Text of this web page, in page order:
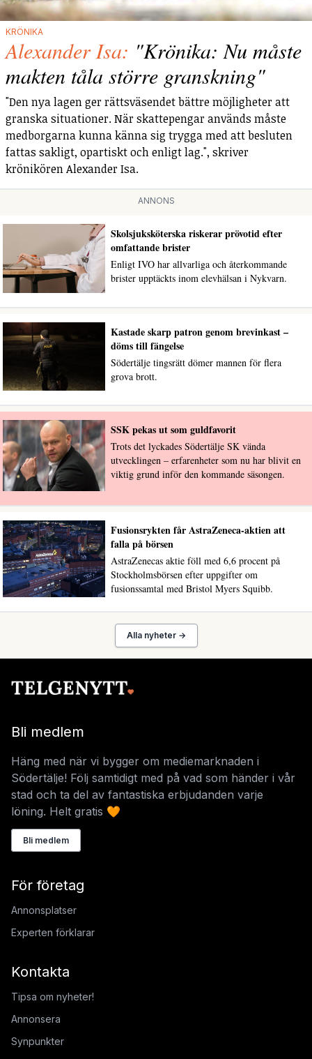
KRÖNIKA
Alexander Isa: "Krönika: Nu måste
makten tåla större granskning"
"Den nya lagen ger rättsväsendet bättre möjligheter att
granska situationer. När skattepengar används måste
medborgarna kunna känna sig trygga med att besluten
fattas sakligt, opartiskt och enligt lag.", skriver
krönikören Alexander Isa.
ANNONS
Skolsjuksköterska riskerar prövotid efter
omfattande brister
Enligt IVO har allvarliga och återkommande
brister upptäckts inom elevhälsan i Nykvarn.
Kastade skarp patron genom brevinkast –
döms till fängelse
Södertälje tingsrätt dömer mannen för flera
grova brott.
SSK pekas ut som guldfavorit
Trots det lyckades Södertälje SK vända
utvecklingen – erfarenheter som nu har blivit en
viktig grund inför den kommande säsongen.
Fusionsrykten får AstraZeneca-aktien att
falla på börsen
AstraZenecas aktie föll med 6,6 procent på
Stockholmsbörsen efter uppgifter om
fusionssamtal med Bristol Myers Squibb.
Alla nyheter →
Bli medlem
Häng med när vi bygger om mediemarknaden i
Södertälje! Följ samtidigt med på vad som händer i vår
stad och ta del av fantastiska erbjudanden varje
löning. Helt gratis 🧡
Bli medlem
För företag
Annonsplatser
Experten förklarar
Kontakta
Tipsa om nyheter!
Annonsera
Synpunkter